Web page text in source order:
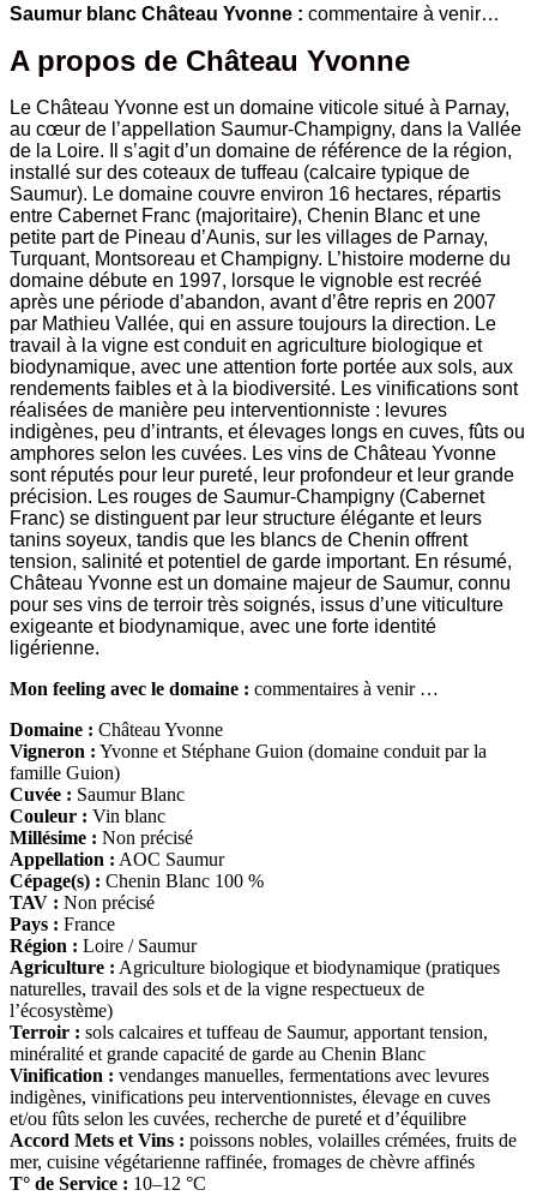
Saumur blanc Château Yvonne : commentaire à venir…
A propos de Château Yvonne
Le Château Yvonne est un domaine viticole situé à Parnay,
au cœur de l’appellation Saumur-Champigny, dans la Vallée
de la Loire. Il s’agit d’un domaine de référence de la région,
installé sur des coteaux de tuffeau (calcaire typique de
Saumur). Le domaine couvre environ 16 hectares, répartis
entre Cabernet Franc (majoritaire), Chenin Blanc et une
petite part de Pineau d’Aunis, sur les villages de Parnay,
Turquant, Montsoreau et Champigny. L’histoire moderne du
domaine débute en 1997, lorsque le vignoble est recréé
après une période d’abandon, avant d’être repris en 2007
par Mathieu Vallée, qui en assure toujours la direction. Le
travail à la vigne est conduit en agriculture biologique et
biodynamique, avec une attention forte portée aux sols, aux
rendements faibles et à la biodiversité. Les vinifications sont
réalisées de manière peu interventionniste : levures
indigènes, peu d’intrants, et élevages longs en cuves, fûts ou
amphores selon les cuvées. Les vins de Château Yvonne
sont réputés pour leur pureté, leur profondeur et leur grande
précision. Les rouges de Saumur-Champigny (Cabernet
Franc) se distinguent par leur structure élégante et leurs
tanins soyeux, tandis que les blancs de Chenin offrent
tension, salinité et potentiel de garde important. En résumé,
Château Yvonne est un domaine majeur de Saumur, connu
pour ses vins de terroir très soignés, issus d’une viticulture
exigeante et biodynamique, avec une forte identité
ligérienne.
Mon feeling avec le domaine : commentaires à venir …
Domaine : Château Yvonne
Vigneron : Yvonne et Stéphane Guion (domaine conduit par la
famille Guion)
Cuvée : Saumur Blanc
Couleur : Vin blanc
Millésime : Non précisé
Appellation : AOC Saumur
Cépage(s) : Chenin Blanc 100 %
TAV : Non précisé
Pays : France
Région : Loire / Saumur
Agriculture : Agriculture biologique et biodynamique (pratiques
naturelles, travail des sols et de la vigne respectueux de
l’écosystème)
Terroir : sols calcaires et tuffeau de Saumur, apportant tension,
minéralité et grande capacité de garde au Chenin Blanc
Vinification : vendanges manuelles, fermentations avec levures
indigènes, vinifications peu interventionnistes, élevage en cuves
et/ou fûts selon les cuvées, recherche de pureté et d’équilibre
Accord Mets et Vins : poissons nobles, volailles crémées, fruits de
mer, cuisine végétarienne raffinée, fromages de chèvre affinés
T° de Service : 10–12 °C